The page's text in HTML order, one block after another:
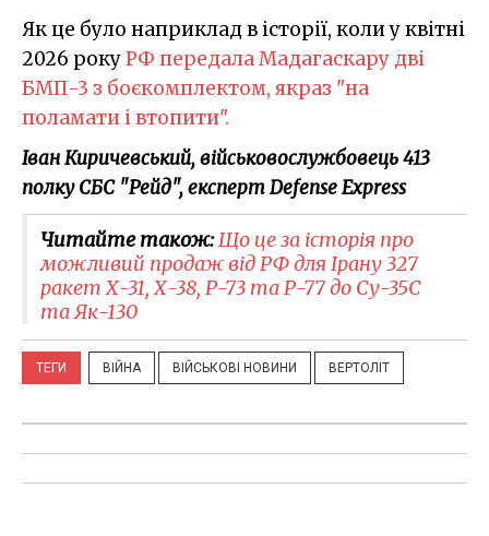
Як це було наприклад в історії, коли у квітні
2026 рокуРФ передала Мадагаскару дві
БМП-3 з боєкомплектом, якраз "на
поламати і втопити".
Іван Киричевський, військовослужбовець 413
полку СБС "Рейд", експерт Defense Express
Читайте також:Що це за історія про
можливий продаж від РФ для Ірану 327
ракет Х-31, Х-38, Р-73 та Р-77 до Су-35С
та Як-130
ТЕГИ ВІЙНА ВІЙСЬКОВІ НОВИНИ ВЕРТОЛІТ